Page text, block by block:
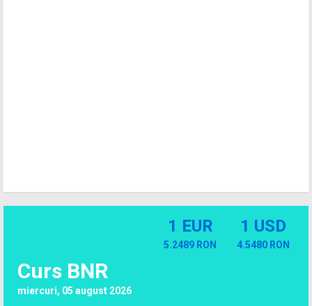
Curs BNR
miercuri, 05 august 2026
1 EUR
5.2489 RON
1 USD
4.5480 RON